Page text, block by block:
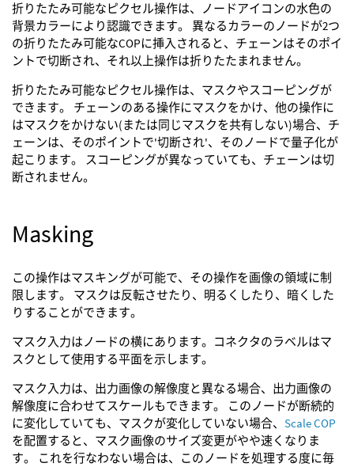
折りたたみ可能なピクセル操作は、ノードアイコンの水色の
背景カラーにより認識できます。 異なるカラーのノードが2つ
の折りたたみ可能なCOPに挿入されると、チェーンはそのポイ
ントで切断され、それ以上操作は折りたたまれません。
折りたたみ可能なピクセル操作は、マスクやスコーピングが
できます。 チェーンのある操作にマスクをかけ、他の操作に
はマスクをかけない(または同じマスクを共有しない)場合、チ
ェーンは、そのポイントで'切断され'、そのノードで量子化が
起こります。 スコーピングが異なっていても、チェーンは切
断されません。
Masking
この操作はマスキングが可能で、その操作を画像の領域に制
限します。 マスクは反転させたり、明るくしたり、暗くした
りすることができます。
マスク入力はノードの横にあります。コネクタのラベルはマ
スクとして使用する平面を示します。
マスク入力は、出力画像の解像度と異なる場合、出力画像の
解像度に合わせてスケールもできます。 このノードが断続的
に変化していても、マスクが変化していない場合、 Scale COP
を配置すると、マスク画像のサイズ変更がやや速くなりま
す。 これを行なわない場合は、このノードを処理する度に毎